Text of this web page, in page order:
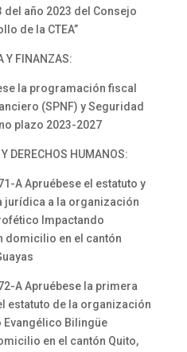
del año 2023 del Consejo
de la CTEA”
Y FINANZAS:
la programación fiscal
(SPNF) y Seguridad
plazo 2023-2027
DERECHOS HUMANOS:
A Apruébese el estatuto y
jurídica a la organización
Impactando
domicilio en el cantón
A Apruébese la primera
estatuto de la organización
Bilingüe
en el cantón Quito,